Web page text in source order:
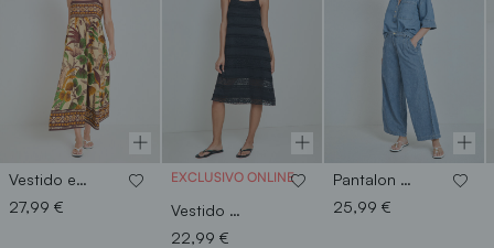
Vestido estampado tirantes
27,99 €
EXCLUSIVO ONLINE
Vestido minivolantes blonda
22,99 €
Pantalon vaquero hojitas
25,99 €